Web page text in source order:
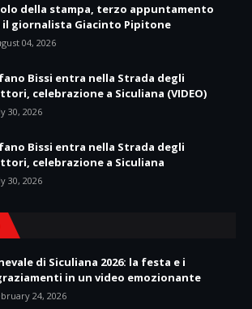
della stampa, terzo appuntamento
il giornalista Giacinto Pipitone
04, 2026
Bissi entra nella Strada degli
celebrazione a Siculiana (VIDEO)
30, 2026
Bissi entra nella Strada degli
celebrazione a Siculiana
30, 2026
di Siculiana 2026: la festa e i
in un video emozionante
24, 2026